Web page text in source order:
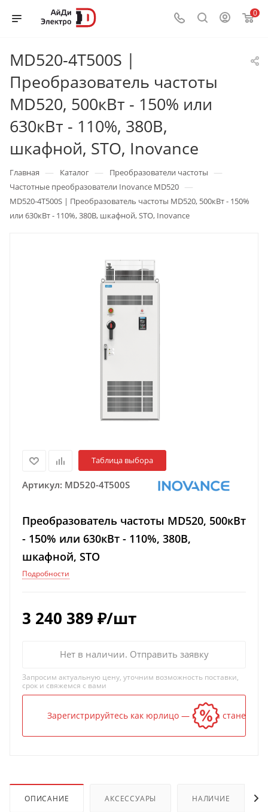
0
MD520-4T500S |
Преобразователь частоты
MD520, 500кВт - 150% или
630кВт - 110%, 380В,
шкафной, STO, Inovance
Главная — Каталог — Преобразователи частоты —
Частотные преобразователи Inovance MD520 —
MD520-4T500S | Преобразователь частоты MD520, 500кВт - 150%
или 630кВт - 110%, 380В, шкафной, STO, Inovance
Таблица выбора
Артикул: MD520-4T500S
Преобразователь частоты MD520, 500кВт
- 150% или 630кВт - 110%, 380В,
шкафной, STO
Подробности
3 240 389 ₽/шт
Нет в наличии. Отправить заявку
Запросим актуальную цену, уточним возможность поставки,
срок и свяжемся с вами
Зарегистрируйтесь как юрлицо — и цена станет
ОПИСАНИЕ АКСЕССУАРЫ НАЛИЧИЕ